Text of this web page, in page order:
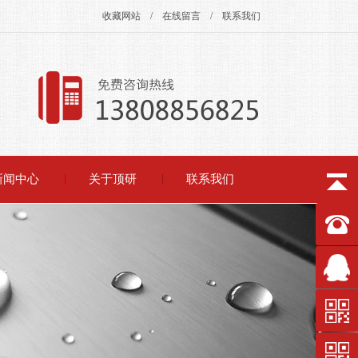
收藏网站 / 在线留言 / 联系我们
闻中心 关于顶研 联系我们